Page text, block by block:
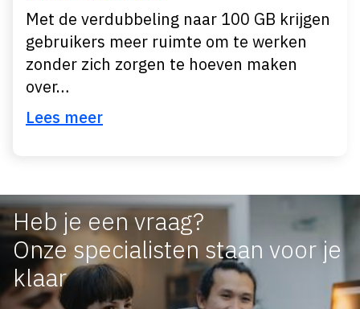
Met de verdubbeling naar 100 GB krijgen
gebruikers meer ruimte om te werken
zonder zich zorgen te hoeven maken
over…
Lees meer
Heb je een vraag?
Onze specialisten staan voor je
klaar